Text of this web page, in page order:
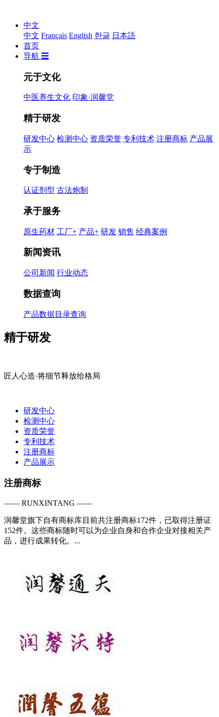
中文
中文 Français English 한글 日本語
首页
导航 ☰
元于文化
中医养生文化 印象·润馨堂
精于研发
研发中心 检测中心 资质荣誉 专利技术 注册商标 产品展
示
专于制造
认证剂型 古法炮制
承于服务
原生药材 工厂+ 产品+ 研发 销售 经典案例
新闻资讯
公司新闻 行业动态
数据查询
产品数据目录查询
精于研发
匠人心造·将细节释放给格局
研发中心
检测中心
资质荣誉
专利技术
注册商标
产品展示
注册商标
—— RUNXINTANG ——
润馨堂旗下自有商标库目前共注册商标172件，已取得注册证
152件。这些商标随时可以为企业自身和合作企业对接相关产
品，进行成果转化。...